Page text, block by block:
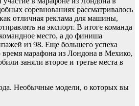
соревнованиях рассматривалось
отличная реклама для машины,
на экспорт. В итоге команда
место, а до финиша
из 98. Еще большего успеха
марафона из Лондона в Мехико,
заняли второе и третье места в